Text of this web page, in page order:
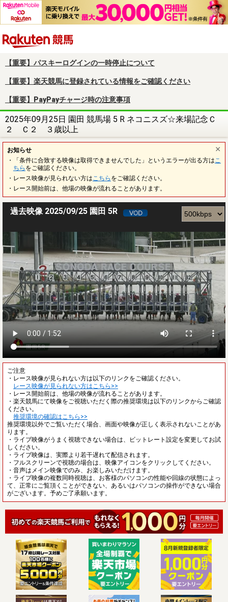
【重要】パスキーログインの一時停止について
【重要】楽天競馬に登録されている情報をご確認ください
【重要】PayPayチャージ時の注意事項
2025年09月25日 園田 競馬場 5 R ネコニスズ☆来場記念Ｃ
２ Ｃ２ ３歳以上
お知らせ
・「条件に合致する映像は取得できませんでした」というエラーが出る方は こ
ちら をご確認ください。
・レース映像が見られない方は こちら をご確認ください。
・レース開始前は、他場の映像が流れることがあります。
過去映像 2025/09/25 園田 5R
ご注意
・レース映像が見られない方は以下のリンクをご確認ください。
レース映像が見られない方はこちら>>
・レース開始前は、他場の映像が流れることがあります。
・楽天競馬にて映像をご視聴いただく際の推奨環境は以下のリンクからご確認
ください。
推奨環境の確認はこちら>>
推奨環境以外でご覧いただく場合、画面や映像が正しく表示されないことがあ
ります。
・ライブ映像がうまく視聴できない場合は、ビットレート設定を変更してお試
しください。
・ライブ映像は、実際より若干遅れて配信されます。
・フルスクリーンで視聴の場合は、映像アイコンをクリックしてください。
・音声はメイン映像でのみ、お楽しみいただけます。
・ライブ映像の複数同時視聴は、お客様のパソコンの性能や回線の状態によっ
て、正常にご覧頂くことができない、あるいはパソコンの操作ができない場合
がございます。予めご了承願います。